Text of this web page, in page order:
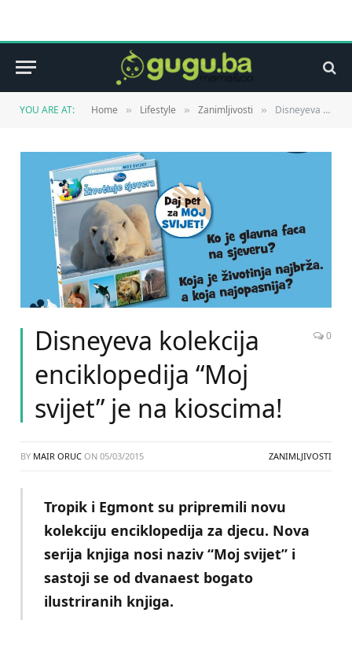
YOU ARE AT: Home » Lifestyle » Zanimljivosti » Disneyeva kolekcija enciklopedija “Moj svijet” je na kioscima!
Disneyeva kolekcija
enciklopedija “Moj
svijet” je na kioscima!
0
BY MAIR ORUC ON 05/03/2015 ZANIMLJIVOSTI
Tropik i Egmont su pripremili novu
kolekciju enciklopedija za djecu. Nova
serija knjiga nosi naziv “Moj svijet” i
sastoji se od dvanaest bogato
ilustriranih knjiga.